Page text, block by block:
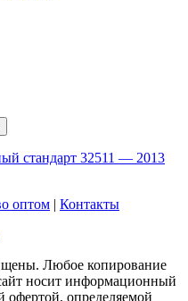
стандарт 32511 — 2013
оптом | Контакты
Любое копирование
носит информационный
офертой, определяемой